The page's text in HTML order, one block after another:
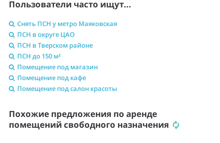
Пользователи часто ищут...
Снять ПСН у метро Маяковская
ПСН в округе ЦАО
ПСН в Тверском районе
ПСН до 150 м²
Помещение под магазин
Помещение под кафе
Помещение под салон красоты
Похожие предложения по аренде
помещений свободного назначения